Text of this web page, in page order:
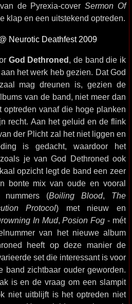
de Pyrexia-coverSermon Of
klap en een uitstekend optreden.
God Dethroned , de band die ik
het werk heb gezien. Dat God
mag dreunen is, gezien de
van de band, niet meer dan
optreden vanaf die hoge planken
recht. Aan het geluid en de flink
der Plicht zal het niet liggen en
is gedacht, waardoor het
je van God Dethroned ook
opzicht legt de band een zeer
bonte mix van oude en vooral
nummers (Boiling Blood, The
Protocol) met nieuw en
In Mud,Posion Fog - mét
van het nieuwe album
heeft op deze manier de
set die interessant is voor
band zichtbaar ouder geworden.
is en de vraag om een slampit
niet uitblijft is het optreden niet